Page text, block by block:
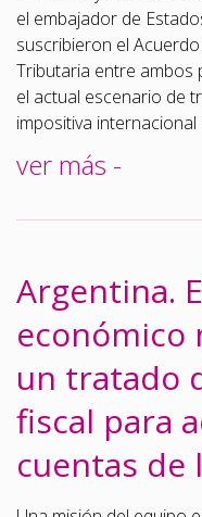
el embajador de
suscribieron el
Tributaria entre ambos
el actual escenario de
impositiva
ver más -
Argentina.
económico
un tratado
fiscal para
cuentas de